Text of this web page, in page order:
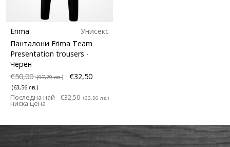
Erima
Унисекс
Панталони Erima Team
Presentation trousers -
Черен
€50,00(97,79 лв.) €32,50
(63,56 лв.)
Последна най-
ниска цена
€32,50 (63,56 лв.)